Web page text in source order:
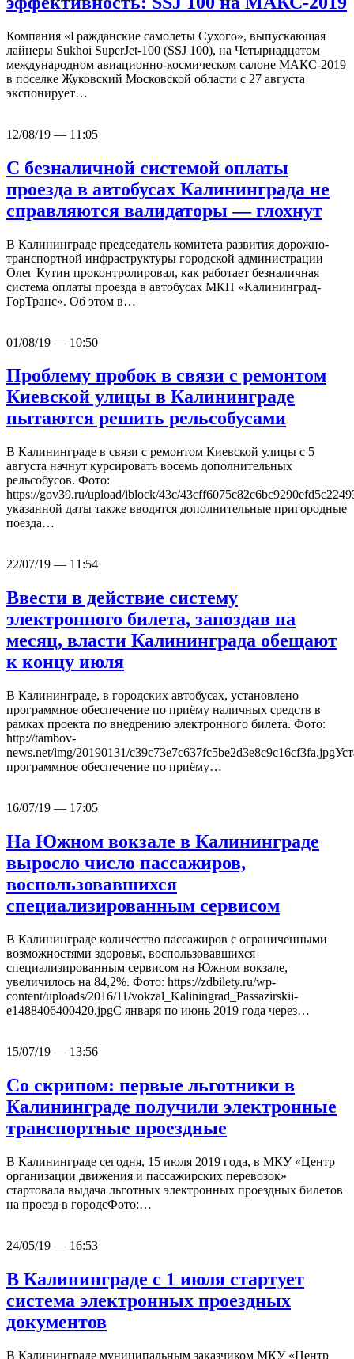
Компания «Гражданские самолеты Сухого», выпускающая
лайнеры Sukhoi SuperJet-100 (SSJ 100), на Четырнадцатом
международном авиационно-космическом салоне МАКС-2019
в поселке Жуковский Московской области с 27 августа
экспонирует…
12/08/19 — 11:05
С безналичной системой оплаты
проезда в автобусах Калининграда не
справляются валидаторы — глохнут
В Калининграде председатель комитета развития дорожно-
транспортной инфраструктуры городской администрации
Олег Кутин проконтролировал, как работает безналичная
система оплаты проезда в автобусах МКП «Калининград-
ГорТранс». Об этом в…
01/08/19 — 10:50
Проблему пробок в связи с ремонтом
Киевской улицы в Калининграде
пытаются решить рельсобусами
В Калининграде в связи с ремонтом Киевской улицы с 5
августа начнут курсировать восемь дополнительных
рельсобусов. Фото:
https://gov39.ru/upload/iblock/43c/
указанной даты также вводятся дополнительные пригородные
поезда…
22/07/19 — 11:54
Ввести в действие систему
электронного билета, запоздав на
месяц, власти Калининграда обещают
к концу июля
В Калининграде, в городских автобусах, установлено
программное обеспечение по приёму наличных средств в
рамках проекта по внедрению электронного билета. Фото:
http://tambov-
news.net/img/20190131/
программное обеспечение по приёму…
16/07/19 — 17:05
На Южном вокзале в Калининграде
выросло число пассажиров,
воспользовавшихся
специализированным сервисом
В Калининграде количество пассажиров с ограниченными
возможностями здоровья, воспользовавшихся
специализированным сервисом на Южном вокзале,
увеличилось на 84,2%. Фото: https://zdbilety.ru/wp-
content/uploads/2016/11/vokzal_Kaliningrad_Passazirskii-
e1488406400420.jpgС января по июнь 2019 года через…
15/07/19 — 13:56
Со скрипом: первые льготники в
Калининграде получили электронные
транспортные проездные
В Калининграде сегодня, 15 июля 2019 года, в МКУ «Центр
организации движения и пассажирских перевозок»
стартовала выдача льготных электронных проездных билетов
на проезд в городсФото:…
24/05/19 — 16:53
В Калининграде с 1 июля стартует
система электронных проездных
документов
В Калининграде муниципальным заказчиком МКУ «Центр